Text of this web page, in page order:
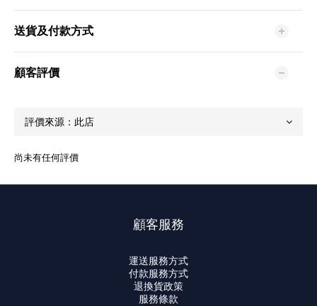
送貨及付款方式
顧客評價
尚未有任何評價
顧客服務
運送服務方式
付款服務方式
退換貨政策
服務條款